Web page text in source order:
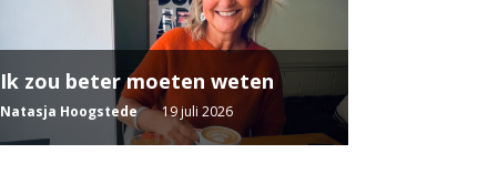
Ik zou beter moeten weten
Natasja Hoogstede 19 juli 2026